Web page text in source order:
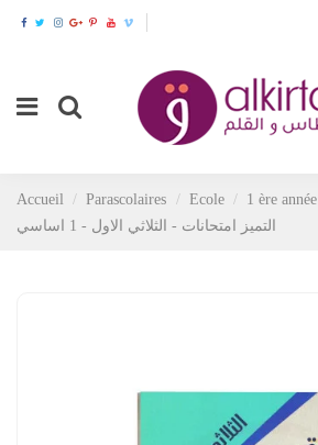
Accueil Parascolaires Ecole 1 ère année
التميز امتحانات - الثلاثي الاول - 1 اساسي